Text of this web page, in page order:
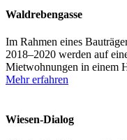
Waldrebengasse
Im Rahmen eines
2018–2020 werden auf
Mietwohnungen in einem
Mehr erfahren
Wiesen-Dialog